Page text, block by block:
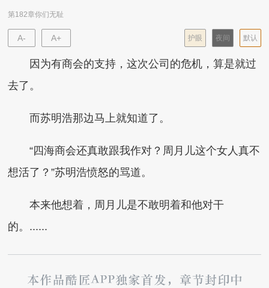
第182章你们无耻
A- A+ 默认
夜间
护眼
因为有商会的支持，这次公司的危机，算是就过
去了。
而苏明浩那边马上就知道了。
“四海商会还真敢跟我作对？周月儿这个女人真不
想活了？”苏明浩愤怒的骂道。
本来他想着，周月儿是不敢明着和他对干
的。......